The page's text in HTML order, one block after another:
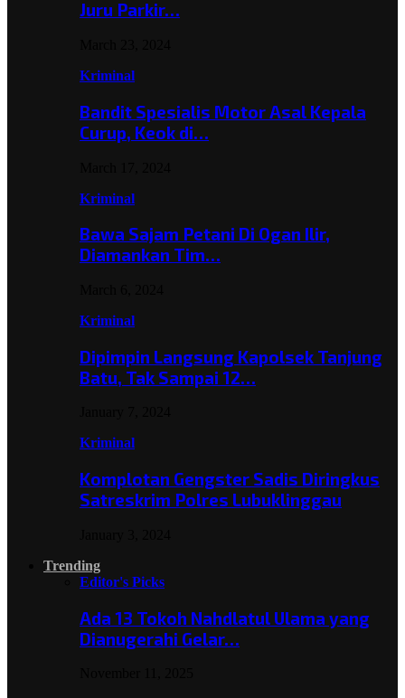
Juru Parkir…
Kriminal
Bandit Spesialis Motor Asal Kepala
Curup, Keok di…
Kriminal
Bawa Sajam Petani Di Ogan Ilir,
Diamankan Tim…
Kriminal
Dipimpin Langsung Kapolsek Tanjung
Batu, Tak Sampai 12…
Kriminal
Komplotan Gengster Sadis Diringkus
Satreskrim Polres Lubuklinggau
Trending
Editor's Picks
Ada 13 Tokoh Nahdlatul Ulama yang
Dianugerahi Gelar…